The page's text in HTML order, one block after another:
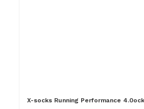
X-socks Running Performance